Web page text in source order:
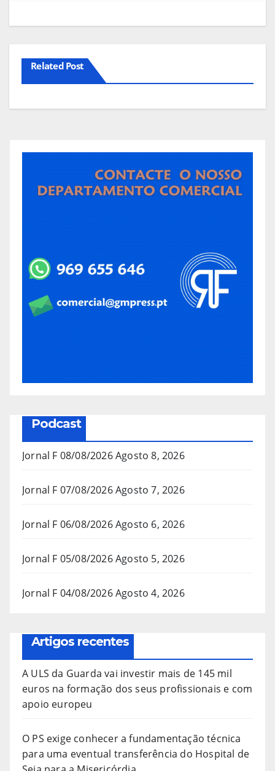
Related Post
Podcast
Jornal F 08/08/2026Agosto 8, 2026
Jornal F 07/08/2026Agosto 7, 2026
Jornal F 06/08/2026Agosto 6, 2026
Jornal F 05/08/2026Agosto 5, 2026
Jornal F 04/08/2026Agosto 4, 2026
Artigos recentes
A ULS da Guarda vai investir mais de 145 mil
euros na formação dos seus profissionais e com
apoio europeu
O PS exige conhecer a fundamentação técnica
para uma eventual transferência do Hospital de